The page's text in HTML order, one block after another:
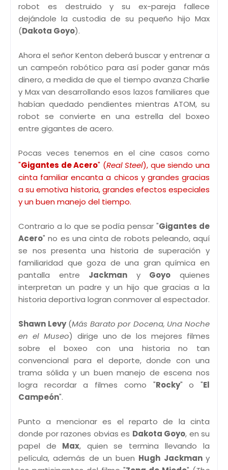
robot es destruido y su ex-pareja fallece
dejándole la custodia de su pequeño hijo Max
(Dakota Goyo).
Ahora el señor Kenton deberá buscar y entrenar a
un campeón robótico para así poder ganar más
dinero, a medida de que el tiempo avanza Charlie
y Max van desarrollando esos lazos familiares que
habían quedado pendientes mientras ATOM, su
robot se convierte en una estrella del boxeo
entre gigantes de acero.
Pocas veces tenemos en el cine casos como
"Gigantes de Acero" (Real Steel), que siendo una
cinta familiar encanta a chicos y grandes gracias
a su emotiva historia, grandes efectos especiales
y un buen manejo del tiempo.
Contrario a lo que se podía pensar "Gigantes de
Acero" no es una cinta de robots peleando, aquí
se nos presenta una historia de superación y
familiaridad que goza de una gran química en
pantalla entre Jackman y Goyo quienes
interpretan un padre y un hijo que gracias a la
historia deportiva logran conmover al espectador.
Shawn Levy(Más Barato por Docena, Una Noche
en el Museo) dirige uno de los mejores filmes
sobre el boxeo con una historia no tan
convencional para el deporte, donde con una
trama sólida y un buen manejo de escena nos
logra recordar a filmes como "Rocky" o "El
Campeón".
Punto a mencionar es el reparto de la cinta
donde por razones obvias es Dakota Goyo, en su
papel de Max, quien se termina llevando la
película, además de un buen Hugh Jackmany